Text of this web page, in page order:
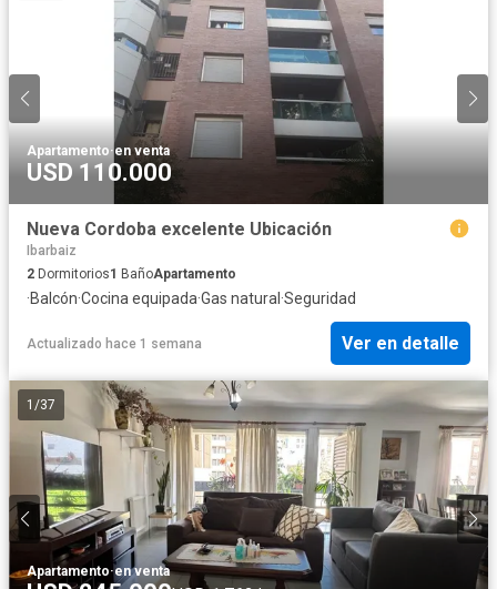
Apartamento·en venta
USD 110.000
Nueva Cordoba excelente Ubicación
Ibarbaiz
2 Dormitorios1 BañoApartamento
·Balcón·Cocina equipada·Gas natural ·Seguridad
Actualizado hace 1 semana Ver en detalle
1 /37
Apartamento·en venta